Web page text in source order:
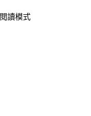
閱讀模式